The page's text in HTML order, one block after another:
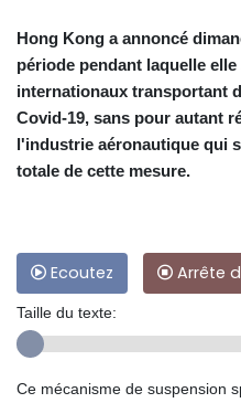
Hong Kong a annoncé
période pendant laquelle
internationaux transportant
Covid-19, sans pour autant
l'industrie aéronautique qui
totale de cette mesure.
Ecoutez Arrête
Taille du texte:
Ce mécanisme de suspension